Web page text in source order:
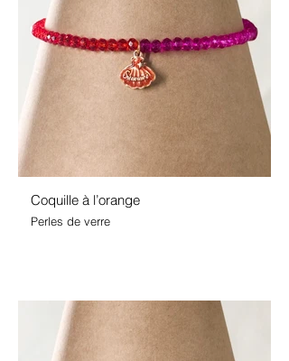
Coquille à l’orange
Perles de verre